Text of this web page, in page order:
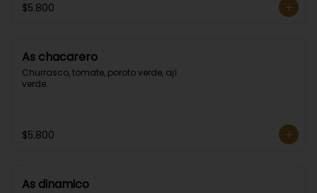
$5.800
As chacarero
Churrasco, tomate, poroto verde, ají
verde.
$5.800
As dinamico